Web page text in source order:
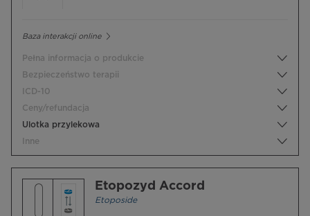
Baza interakcji online
Pełna informacja o produkcie
Bezpieczeństwo terapii
ICD-10
Ceny/refundacja
Ulotka przylekowa
Inne
Etopozyd Accord
Etoposide